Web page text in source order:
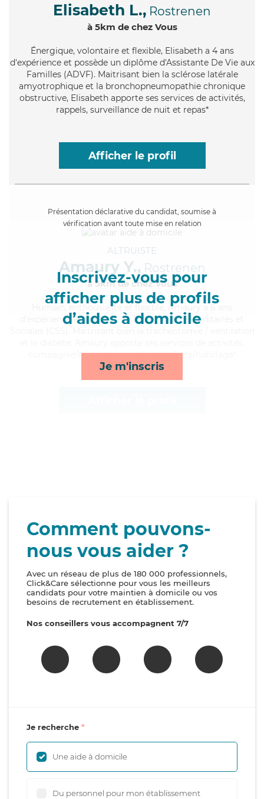
Elisabeth L., Rostrenen
à 5km de chez Vous
Énergique, volontaire et flexible, Elisabeth a 4 ans
d'expérience et possède un diplôme d'Assistante De Vie aux
Familles (ADVF). Maitrisant bien la sclérose latérale
amyotrophique et la bronchopneumopathie chronique
obstructive, Elisabeth apporte ses services de activités,
rappels, surveillance de nuit et repas*
Afficher le profil
Présentation déclarative du candidat, soumise à
vérification avant toute mise en relation
Inscrivez-vous pour
afficher plus de profils
d’aides à domicile
Je m'inscris
ALTRUISTE
Amaury Y., Rostrenen
à 5km de chez Vous
, enthousiaste et flexible, Amaury a 6 ans
d'expérience et possède un BEP Carrières Sanitaires et
compagnie/loisirs, transports et toilette/habillage*
Comment pouvons-
nous vous aider ?
Avec un réseau de plus de 180 000 professionnels,
Click&Care sélectionne pour vous les meilleurs
candidats pour votre maintien à domicile ou vos
besoins de recrutement en établissement.
Nos conseillers vous accompagnent 7/7
Je recherche
Une aide à domicile
Du personnel pour mon établissement